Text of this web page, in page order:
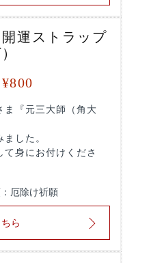
運ストラップ
ま『元三大師（角大
した。
て身にお付けくださ
厄除け祈願
ら